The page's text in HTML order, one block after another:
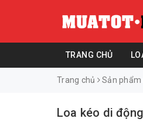
TRANG CHỦ
Trang chủ Sản
Loa kéo di